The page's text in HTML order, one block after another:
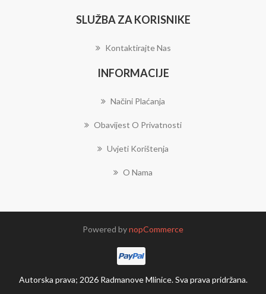
SLUŽBA ZA KORISNIKE
Kontaktirajte Nas
INFORMACIJE
Načini Plaćanja
Obavijest O Privatnosti
Uvjeti Korištenja
O Nama
Powered bynopCommerce
Autorska prava; 2026 Radmanove Mlinice. Sva prava pridržana.